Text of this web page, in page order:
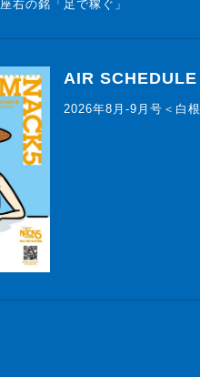
座右の銘「足で稼ぐ」
AIR SCHEDULE
2026年8月-9月号＜白